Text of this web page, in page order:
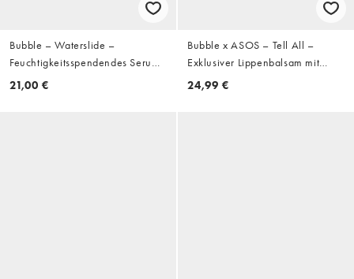
Bubble – Waterslide –
Feuchtigkeitsspendendes Serum
30 ml
21,00 €
Bubble x ASOS – Tell All –
Exklusiver Lippenbalsam mit
Kaffee- und Sahnearoma
24,99 €